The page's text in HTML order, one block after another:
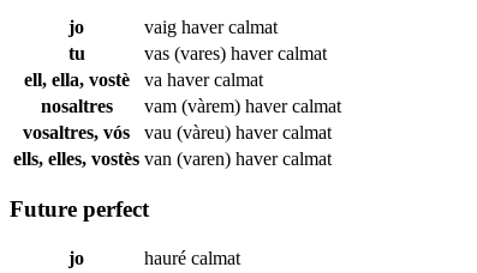
jo vaig havercalmat
tu
vas (vares) havercalmat
ell, ella, vostè
va havercalmat
nosaltres
vam (vàrem) havercalmat
vosaltres, vós
vau (vàreu) havercalmat
ells, elles, vostès van (varen) havercalmat
Future perfect
jo hauré calmat